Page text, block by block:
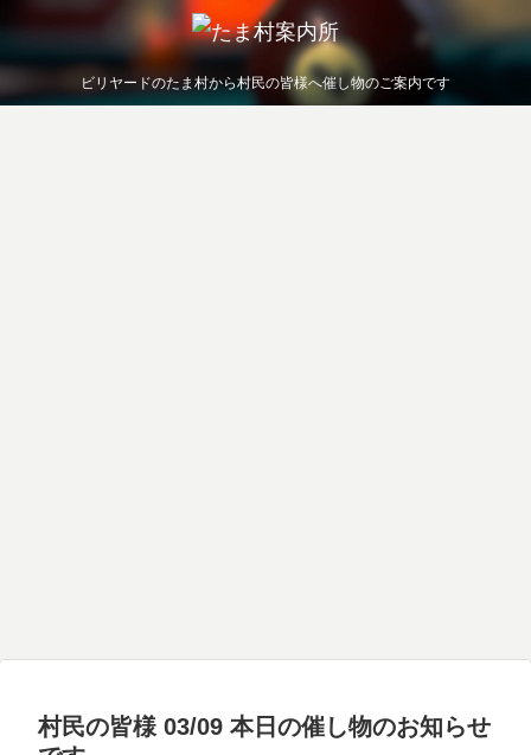
ビリヤードのたま村から村民の皆様へ催し物のご案内です
村民の皆様 03/09 本日の催し物のお知らせ